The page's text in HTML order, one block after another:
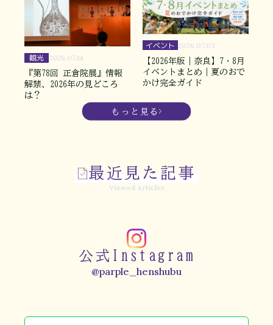
観光 2026.07.14
『第78回 正倉院展』情報
解禁、2026年の見どころ
は？
イベント 2026.07.03
【2026年版｜奈良】7・8月
イベントまとめ｜夏のおで
かけ完全ガイド
もっと見る
最近見た記事
Viewed Articles
公式Instagram
@parple_henshubu